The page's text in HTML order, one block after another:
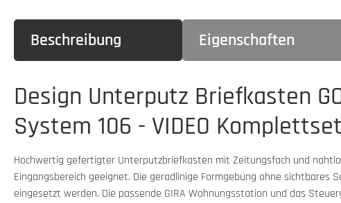
Beschreibung Eigenschaften
Design Unterputz Briefkasten
System 106 - VIDEO Komplettset
Hochwertig gefertigter Unterputzbriefkasten mit Zeitungsfach und
Eingangsbereich geeignet. Die geradlinige Formgebung ohne
eingesetzt werden. Die passende GIRA Wohnungsstation und das